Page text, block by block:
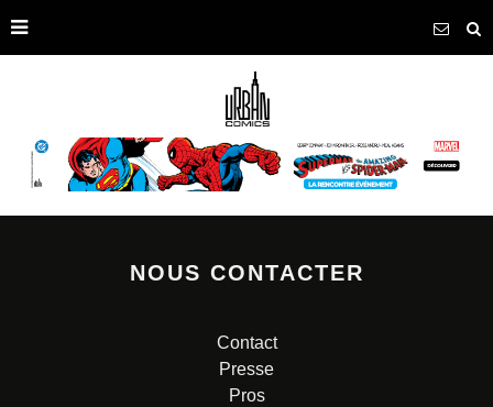
NOUS CONTACTER
Contact
Presse
Pros